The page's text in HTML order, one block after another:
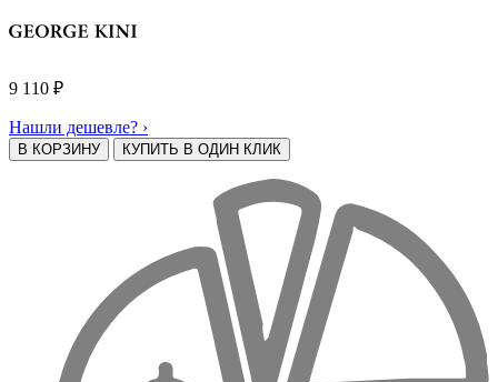
9 110 ₽
Нашли дешевле? ›
В КОРЗИНУ КУПИТЬ В ОДИН КЛИК